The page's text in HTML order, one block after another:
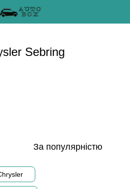
Sebring
За популярністю